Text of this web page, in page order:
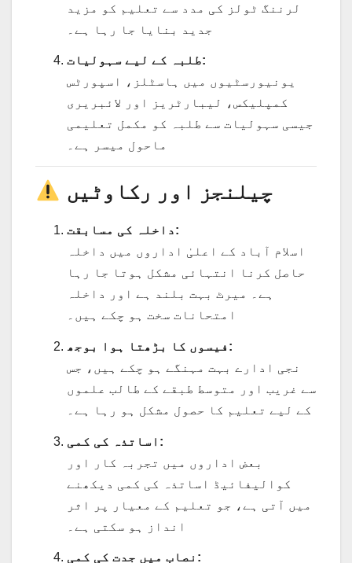
لرننگ ٹولز کی مدد سے تعلیم کو مزید
جدید بنایا جا رہا ہے۔
طلبہ کے لیے سہولیات:
یونیورسٹیوں میں ہاسٹلز، اسپورٹس
کمپلیکس، لیبارٹریز اور لائبریری
جیسی سہولیات سے طلبہ کو مکمل تعلیمی
ماحول میسر ہے۔
چیلنجز اور رکاوٹیں
داخلہ کی مسابقت:
اسلام آباد کے اعلیٰ اداروں میں داخلہ
حاصل کرنا انتہائی مشکل ہوتا جا رہا
ہے۔ میرٹ بہت بلند ہے اور داخلہ
امتحانات سخت ہو چکے ہیں۔
فیسوں کا بڑھتا ہوا بوجھ:
نجی ادارے بہت مہنگے ہو چکے ہیں، جس
سے غریب اور متوسط طبقے کے طالب علموں
کے لیے تعلیم کا حصول مشکل ہو رہا ہے۔
اساتذہ کی کمی:
بعض اداروں میں تجربہ کار اور
کوالیفائیڈ اساتذہ کی کمی دیکھنے
میں آتی ہے، جو تعلیم کے معیار پر اثر
انداز ہو سکتی ہے۔
نصاب میں جدت کی کمی: